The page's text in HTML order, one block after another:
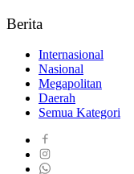
Berita
Internasional
Nasional
Megapolitan
Daerah
Semua Kategori